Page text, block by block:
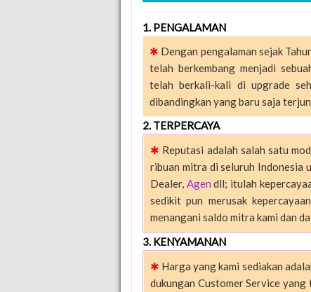
1. PENGALAMAN
✱ Dengan pengalaman sejak
telah berkembang menjadi
telah berkali-kali di upgrade
dibandingkan yang baru saja
2. TERPERCAYA
✱ Reputasi adalah salah satu
ribuan mitra di seluruh Indonesia
Dealer, Agendll; itulah
sedikit pun merusak
menangani saldo mitra kami dan
3. KENYAMANAN
✱ Harga yang kami sediakan
dukungan Customer Service